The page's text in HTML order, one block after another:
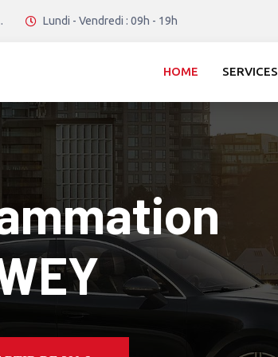
Lundi - Vendredi : 09h - 19h
HOME SERVICES
1 WEY